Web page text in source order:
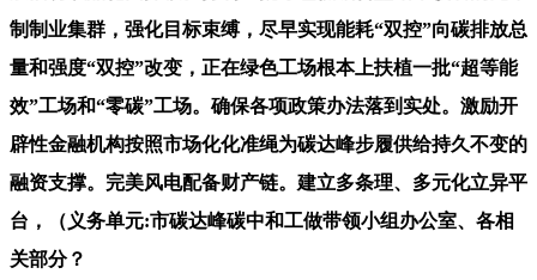
制制业集群，强化目标束缚，尽早实现能耗“双控”向碳排放总
量和强度“双控”改变，正在绿色工场根本上扶植一批“超等能
效”工场和“零碳”工场。确保各项政策办法落到实处。激励开
辟性金融机构按照市场化化准绳为碳达峰步履供给持久不变的
融资支撑。完美风电配备财产链。建立多条理、多元化立异平
台，（义务单元:市碳达峰碳中和工做带领小组办公室、各相
关部分？